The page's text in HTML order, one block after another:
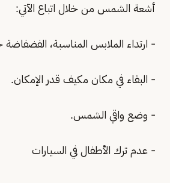
أشعة الشمس من خلال اتباع الآتي:
- ارتداء الملابس المناسبة، الفضفاضة
- البقاء في مكان مكيف قدر الإمكان.
- وضع واقي الشمس.
- عدم ترك الأطفال في السيارات